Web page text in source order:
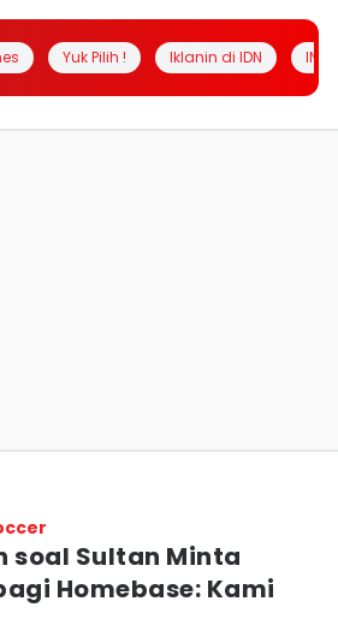
Yuk Pilih ! Iklanin di IDN
soal Sultan Minta
Homebase: Kami